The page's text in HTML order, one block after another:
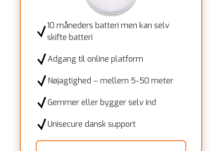
10 måneders batteri men kan selv
skifte batteri
Adgang til online platform
Nøjagtighed – mellem 5-50 meter
Gemmer eller bygger selv ind
Unisecure dansk support